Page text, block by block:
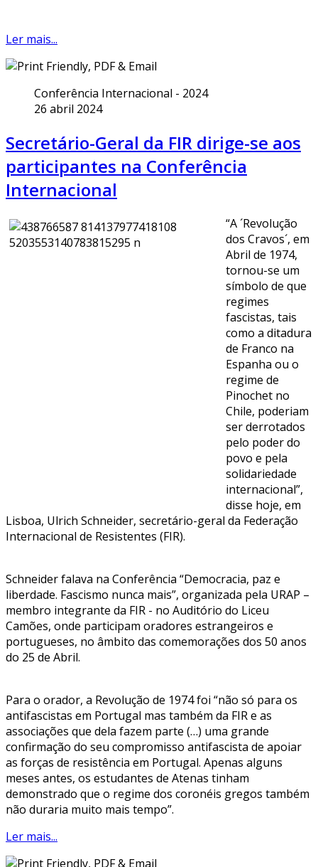
Ler mais...
Conferência Internacional - 2024
26 abril 2024
Secretário-Geral da FIR dirige-se aos
participantes na Conferência
Internacional
“A ´Revolução
dos Cravos´, em
Abril de 1974,
tornou-se um
símbolo de que
regimes
fascistas, tais
como a ditadura
de Franco na
Espanha ou o
regime de
Pinochet no
Chile, poderiam
ser derrotados
pelo poder do
povo e pela
solidariedade
internacional”,
disse hoje, em
Lisboa, Ulrich Schneider, secretário-geral da Federação
Internacional de Resistentes (FIR).
Schneider falava na Conferência “Democracia, paz e
liberdade. Fascismo nunca mais”, organizada pela URAP –
membro integrante da FIR - no Auditório do Liceu
Camões, onde participam oradores estrangeiros e
portugueses, no âmbito das comemorações dos 50 anos
do 25 de Abril.
Para o orador, a Revolução de 1974 foi “não só para os
antifascistas em Portugal mas também da FIR e as
associações que dela fazem parte (…) uma grande
confirmação do seu compromisso antifascista de apoiar
as forças de resistência em Portugal. Apenas alguns
meses antes, os estudantes de Atenas tinham
demonstrado que o regime dos coronéis gregos também
não duraria muito mais tempo”.
Ler mais...